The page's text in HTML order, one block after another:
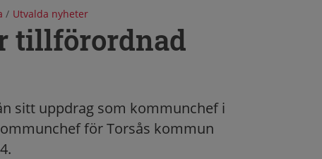
/ Utvalda nyheter
tillförordnad
sitt uppdrag som kommunchef i
för Torsås kommun